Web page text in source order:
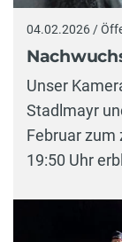
04.02.2026 /
Unser
Stadlmayr
Februar zum
19:50 Uhr